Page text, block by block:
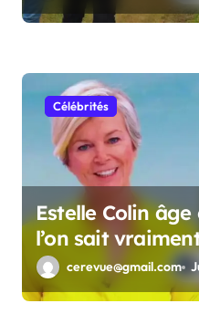
Célébrités
Estelle Colin
l’on sait
personnalité
cerevue@gmail.com